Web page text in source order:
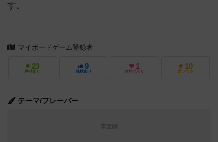
す。
マイボードゲーム登録者
23
興味あり
9
経験あり
1
お気に入り
10
持ってる
テーマ/フレーバー